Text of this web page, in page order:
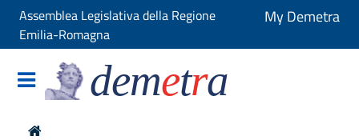
Assemblea Legislativa della Regione
Emilia-Romagna
My Demetra
demetra